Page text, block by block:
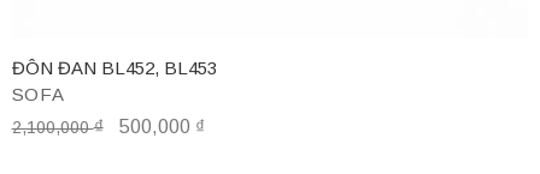
SOFA
ĐÔN ĐAN BL452, BL453
2,100,000₫ 500,000 ₫